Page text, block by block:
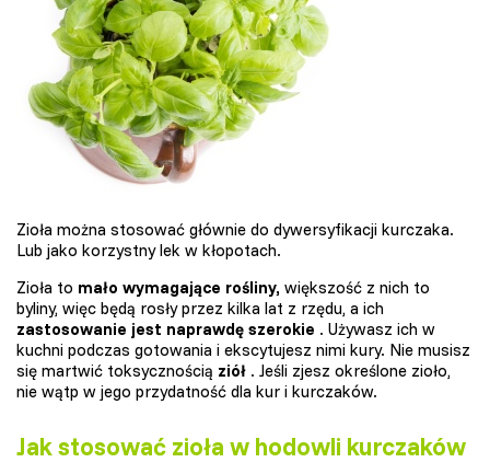
Zioła można stosować głównie do dywersyfikacji kurczaka.
Lub jako korzystny lek w kłopotach.
Zioła to mało wymagające rośliny, większość z nich to
byliny, więc będą rosły przez kilka lat z rzędu, a ich
zastosowanie jest naprawdę szerokie . Używasz ich w
kuchni podczas gotowania i ekscytujesz nimi kury. Nie musisz
się martwić toksycznością ziół . Jeśli zjesz określone zioło,
nie wątp w jego przydatność dla kur i kurczaków.
Jak stosować zioła w hodowli kurczaków